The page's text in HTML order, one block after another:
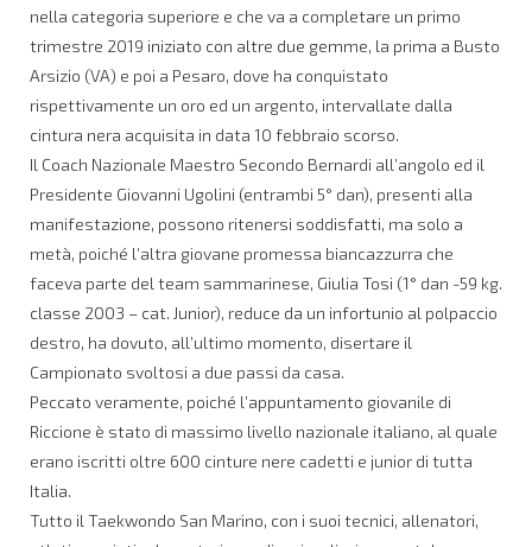
nella categoria superiore e che va a completare un primo
trimestre 2019 iniziato con altre due gemme, la prima a Busto
Arsizio (VA) e poi a Pesaro, dove ha conquistato
rispettivamente un oro ed un argento, intervallate dalla
cintura nera acquisita in data 10 febbraio scorso.
Il Coach Nazionale Maestro Secondo Bernardi all’angolo ed il
Presidente Giovanni Ugolini (entrambi 5° dan), presenti alla
manifestazione, possono ritenersi soddisfatti, ma solo a
metà, poiché l’altra giovane promessa biancazzurra che
faceva parte del team sammarinese, Giulia Tosi (1° dan -59 kg.
classe 2003 – cat. Junior), reduce da un infortunio al polpaccio
destro, ha dovuto, all’ultimo momento, disertare il
Campionato svoltosi a due passi da casa.
Peccato veramente, poiché l’appuntamento giovanile di
Riccione è stato di massimo livello nazionale italiano, al quale
erano iscritti oltre 600 cinture nere cadetti e junior di tutta
Italia.
Tutto il Taekwondo San Marino, con i suoi tecnici, allenatori,